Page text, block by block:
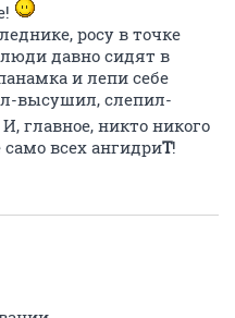
росу в точке
давно сидят в
и лепи себе
высушил, слепил-
И, главное, никто никого
само всех ангидриТ!